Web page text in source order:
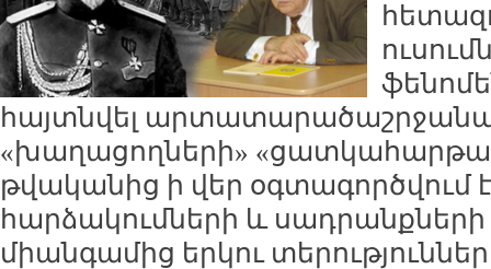
հայտնվել
«խաղացողների»
թվականից ի վեր
հարձակումների և սադրանքների
միանգամից երկու